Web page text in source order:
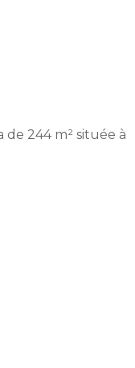
244 m² située à